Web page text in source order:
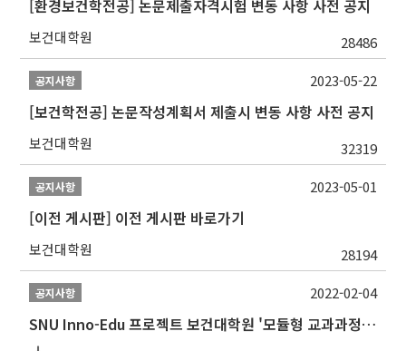
[환경보건학전공] 논문제출자격시험 변동 사항 사전 공지
보건대학원 28486
공지사항
[보건학전공] 논문작성계획서 제출시 변동 사항 사전 공지
보건대학원 32319
2023-05-22
공지사항
[이전 게시판] 이전 게시판 바로가기
보건대학원 28194
2023-05-01
공지사항
SNU Inno-Edu 프로젝트 보건대학원 '모듈형 교과과정' 안내(revised 2022/2/28)
2022-02-04